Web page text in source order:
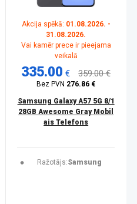
Akcija spēkā: 01.08.2026. -
31.08.2026.
Vai kamēr prece ir pieejama
veikalā
335.00 € 359.00 €
Bez PVN 276.86 €
Samsung Galaxy A57 5G 8/1
28GB Awesome Gray Mobil
ais Telefons
Ražotājs:Samsung